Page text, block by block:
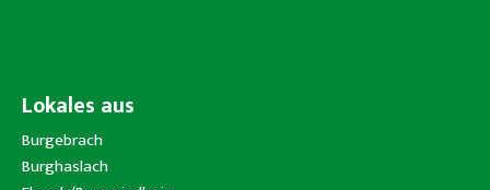
Lokales aus
Burgebrach
Burghaslach